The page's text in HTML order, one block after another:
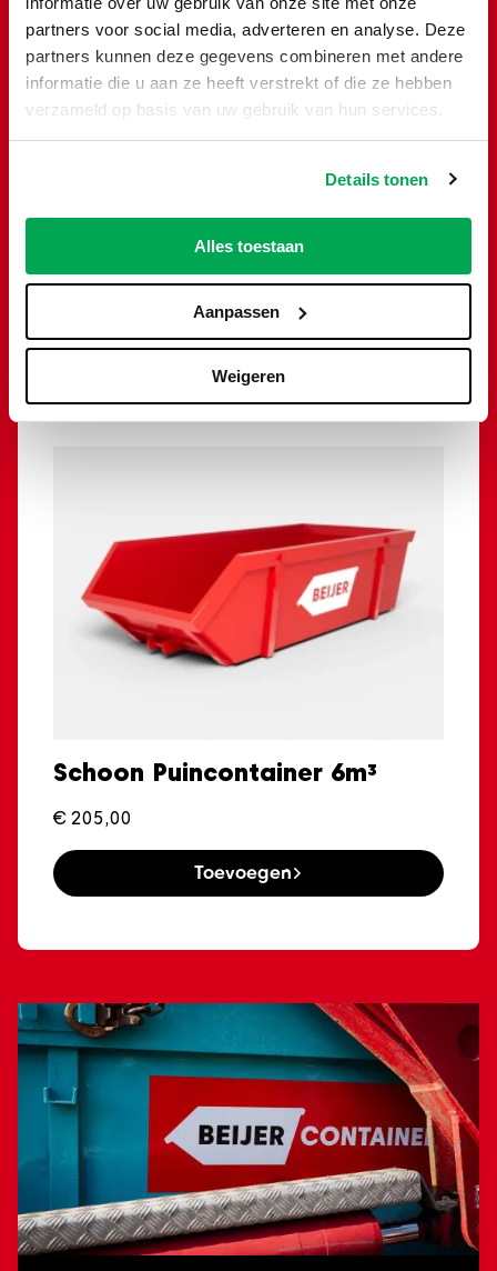
partners voor social media, adverteren en analyse. Deze
partners kunnen deze gegevens combineren met andere
informatie die u aan ze heeft verstrekt of die ze hebben
verzameld op basis van uw gebruik van hun services.
Details tonen
Alles toestaan
Aanpassen
Weigeren
Grofvuil en Huisraad container
6m³
€ 419,50
Toevoegen
Schoon Puincontainer 6m³
€ 205,00
Toevoegen